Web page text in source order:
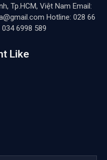
Tp.HCM, Việt Nam Email:
Hotline: 028 66
6998 589
Like